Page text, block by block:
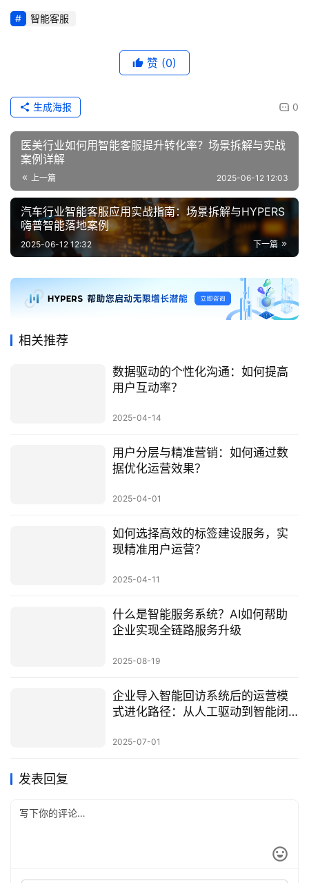
智能客服
赞 (0)
0
生成海报
医美行业如何用智能客服提升转化率？场景拆解与实战
案例详解
上一篇 2025-06-12 12:03
汽车行业智能客服应用实战指南：场景拆解与HYPERS
嗨普智能落地案例
下一篇
2025-06-12 12:32
相关推荐
数据驱动的个性化沟通：如何提高
用户互动率？
2025-04-14
用户分层与精准营销：如何通过数
据优化运营效果？
2025-04-01
如何选择高效的标签建设服务，实
现精准用户运营？
2025-04-11
什么是智能服务系统？AI如何帮助
企业实现全链路服务升级
2025-08-19
企业导入智能回访系统后的运营模
式进化路径：从人工驱动到智能闭
2025-07-01
发表回复